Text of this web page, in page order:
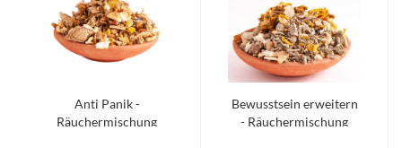
Anti Panik -
Räuchermischung
Bewusstsein erweitern
- Räuchermischung